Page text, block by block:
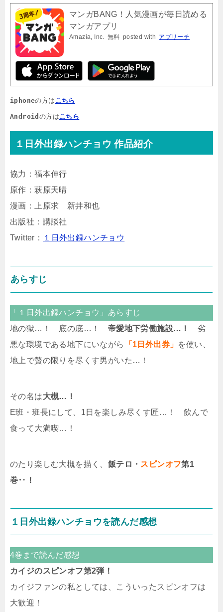
マンガBANG！人気漫画が毎日読める
マンガアプリ
Amazia, Inc. 無料 posted with アプリーチ
iphoneの方は こちら
Android の方はこちら
１日外出録ハンチョウ 作品紹介
協力：福本伸行
原作：萩原天晴
漫画：上原求 新井和也
出版社：講談社
Twitter：
１日外出録ハンチョウ
あらすじ
「１日外出録ハンチョウ」あらすじ
地の獄…！ 底の底…！ 帝愛地下労働施設…！
劣
悪な環境である地下にいながら
「1日外出券」 を使い、
地上で贅の限りを尽くす男がいた…！
その名は大槻…！
E班・班長にして、1日を楽しみ尽くす匠…！ 飲んで
食って大満喫…！
のたり楽しむ大槻を描く、 飯テロ・ スピンオフ第1
巻‥！
１日外出録ハンチョウを読んだ感想
4巻まで読んだ感想
カイジのスピンオフ第2弾！
カイジファンの私としては、こういったスピンオフは
大歓迎！